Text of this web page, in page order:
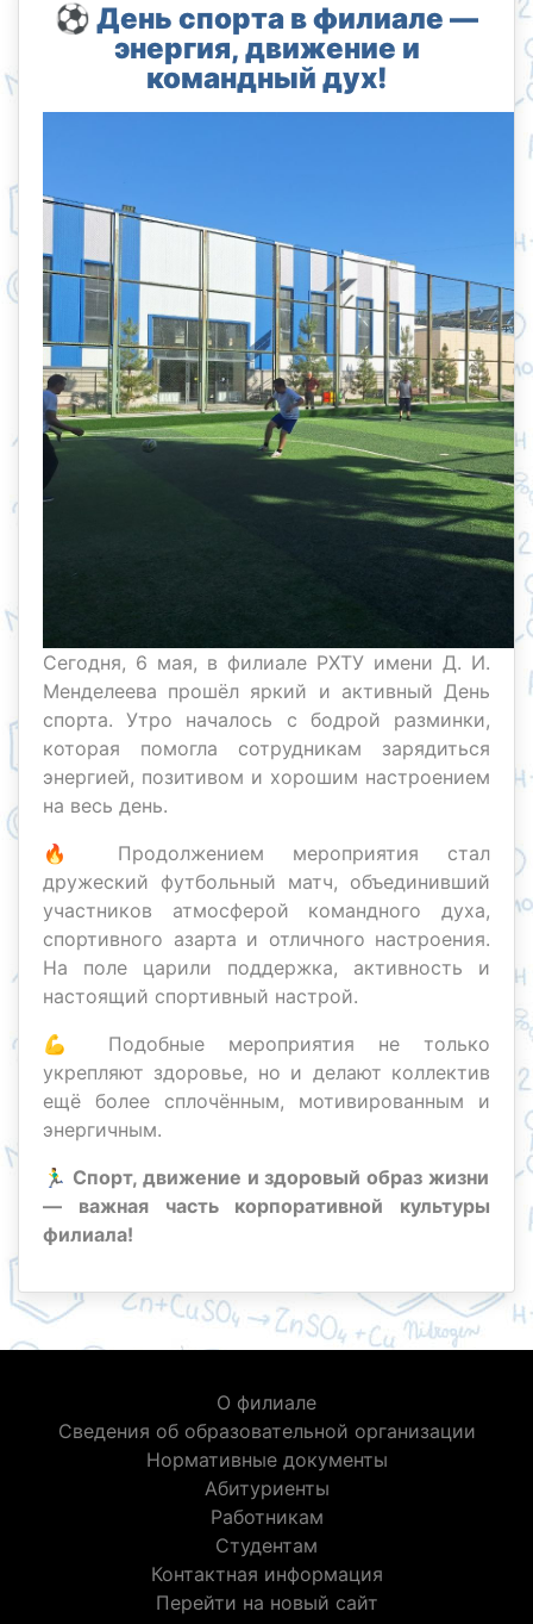
⚽️ День спорта в филиале —
энергия, движение и
командный дух!
Сегодня, 6 мая, в филиале РХТУ имени Д. И.
Менделеева прошёл яркий и активный День
спорта. Утро началось с бодрой разминки,
которая помогла сотрудникам зарядиться
энергией, позитивом и хорошим настроением
на весь день.
🔥 Продолжением мероприятия стал
дружеский футбольный матч, объединивший
участников атмосферой командного духа,
спортивного азарта и отличного настроения.
На поле царили поддержка, активность и
настоящий спортивный настрой.
💪 Подобные мероприятия не только
укрепляют здоровье, но и делают коллектив
ещё более сплочённым, мотивированным и
энергичным.
🏃‍♂️ Спорт, движение и здоровый образ жизни
— важная часть корпоративной культуры
филиала!
О филиале
Сведения об образовательной организации
Нормативные документы
Абитуриенты
Работникам
Студентам
Контактная информация
Перейти на новый сайт